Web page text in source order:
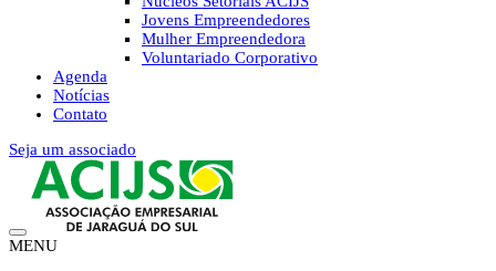
Jovens Empreendedores
Mulher Empreendedora
Voluntariado Corporativo
Agenda
Notícias
Contato
Seja um associado
MENU